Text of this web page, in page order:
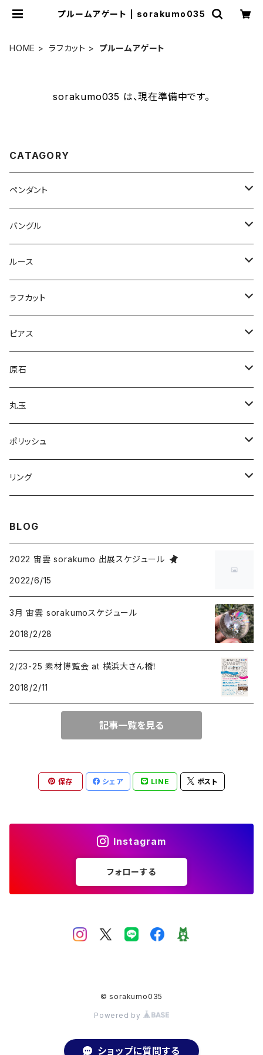
プルームアゲート | sorakumo035
HOME ラフカット プルームアゲート
sorakumo035 は、現在準備中です。
CATAGORY
ペンダント
ラブラドライト
オーバル
ドロップ
ホワイトラブラトライト
コンビ
アイオライトサンストーン
コンビ
カイヤナイト
オーバル
スクエア
オーシャンジャスパー
ピンクスティルバイト
インカローズ
ボルダーオパール
クリソコラ
スクエア
ヌーマイト
スクエア
ターコイズ
バングル
ホワイトラブラドライト
ルース
パープルラブラドライト
マーキス
スクエア
ラブラドライト
ブルー
ライトブルー
クリソプレーズ
オーバル
ドロップ
ティファニーストーン
オーバル
スクエア
K2ジャスパー
スクエア
ピンクラブラドライト
オーバル
チャロアイト
ドロップ
オーバル
ルチルクオーツ
オーバル
ピーターサイト
ホワイトラブラドライト
ラフカット
スペクトラライト
プルームアゲート
ピアス
アバロンシェル
Nano Opal
原石
ハーキマーダイヤモンド
レムリアンシード
丸玉
ガーデンクォーツ
ゴールデンカルサイト
ポリッシュ
クォーツ
リング
BLOG
2022 宙雲 sorakumo 出展スケジュール
2022/6/15
3月 宙雲 sorakumoスケジュール
2018/2/28
2/23-25 素材博覧会 at 横浜大さん橋！
2018/2/11
記事一覧を見る
保存 シェア LINE ポスト
Instagram
フォローする
© sorakumo035
Powered by
ショップに質問する